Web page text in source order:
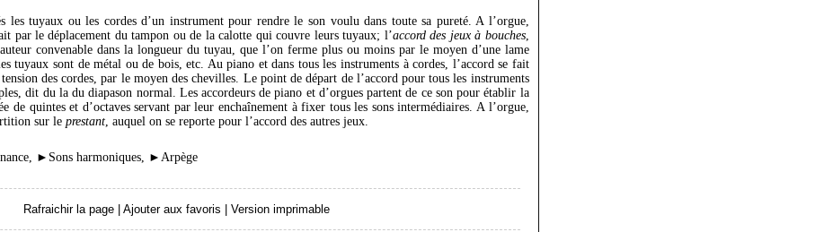
les tuyaux ou les cordes d’un instrument pour rendre le son voulu dans toute sa pureté. A l’orgue,
par le déplacement du tampon ou de la calotte qui couvre leurs tuyaux; l’accord des jeux à bouches,
convenable dans la longueur du tuyau, que l’on ferme plus ou moins par le moyen d’une lame
tuyaux sont de métal ou de bois, etc. Au piano et dans tous les instruments à cordes, l’accord se fait
des cordes, par le moyen des chevilles. Le point de départ de l’accord pour tous les instruments
dit du la du diapason normal. Les accordeurs de piano et d’orgues partent de ce son pour établir la
de quintes et d’octaves servant par leur enchaînement à fixer tous les sons intermédiaires. A l’orgue,
sur le prestant, auquel on se reporte pour l’accord des autres jeux.
, ► Sons harmoniques, ► Arpège
Rafraichir la page | Ajouter aux favoris | Version imprimable